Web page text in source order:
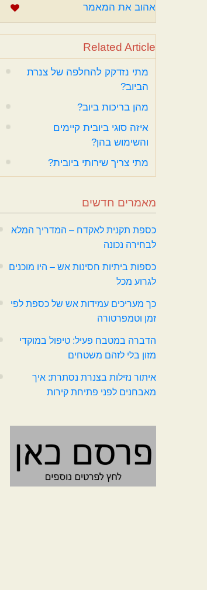
אהוב את המאמר
Related Article
מתי נזדקק להחלפה של צנרת
הביוב?
מהן בריכות ביוב?
איזה סוגי ביובית קיימים
והשימוש בהן?
מתי צריך שירותי ביובית?
מאמרים חדשים
כספת תקנית לאקדח – המדריך המלא
לבחירה נכונה
כספות ביתיות חסינות אש – היו מוכנים
לגרוע מכל
כך מעריכים עמידות אש של כספת לפי
זמן וטמפרטורה
הדברה במטבח פעיל: טיפול במוקדי
מזון בלי לזהם משטחים
איתור נזילות בצנרת נסתרת: איך
מאבחנים לפני פתיחת קירות